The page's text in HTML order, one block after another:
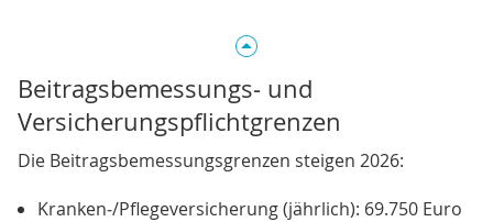
Beitragsbemessungs‑ und
Versicherungspflichtgrenzen
Die Beitragsbemessungsgrenzen steigen 2026:
Kranken‑/Pflegeversicherung (jährlich): 69.750 Euro